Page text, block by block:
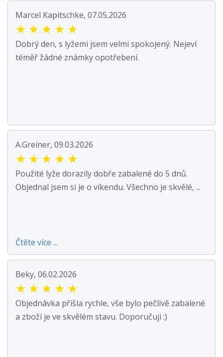
Marcel Kapitschke, 07.05.2026
★ ★ ★ ★ ★
Dobrý den, s lyžemi jsem velmi spokojený. Nejeví
téměř žádné známky opotřebení.
A.Greiner, 09.03.2026
★ ★ ★ ★ ★
Použité lyže dorazily dobře zabalené do 5 dnů.
Objednal jsem si je o víkendu. Všechno je skvělé, ...
Čtěte více ...
Beky, 06.02.2026
★ ★ ★ ★ ★
Objednávka přišla rychle, vše bylo pečlivě zabalené
a zboží je ve skvělém stavu. Doporučuji :)